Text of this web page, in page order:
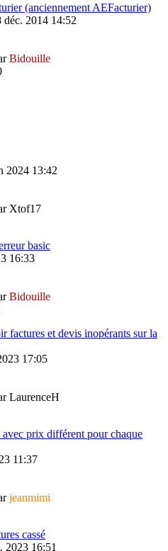
(anciennement AEFacturier)
déc. 2014 14:52
Bidouille
2024 13:42
Xtof17
basic
16:33
Bidouille
factures et devis inopérants sur la
17:05
LaurenceH
prix différent pour chaque
11:37
jeanmimi
cassé
2023 16:51